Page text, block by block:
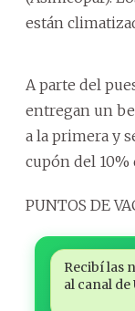
están
A parte del
entregan un
a la primera y
cupón del 10%
PUNTOS DE
Recibí las
al canal de